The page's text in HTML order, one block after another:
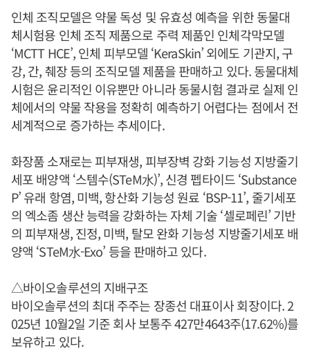
인체 조직모델은 약물 독성 및 유효성 예측을 위한 동물대
체시험용 인체 조직 제품으로 주력 제품인 인체각막모델
‘MCTT HCE’, 인체 피부모델 ‘KeraSkin’ 외에도 기관지, 구
강, 간, 췌장 등의 조직모델 제품을 판매하고 있다. 동물대체
시험은 윤리적인 이유뿐만 아니라 동물시험 결과로 실제 인
체에서의 약물 작용을 정확히 예측하기 어렵다는 점에서 전
세계적으로 증가하는 추세이다.
화장품 소재로는 피부재생, 피부장벽 강화 기능성 지방줄기
세포 배양액 ‘스템수(STeM水)’, 신경 펩타이드 ‘Substance
P’ 유래 항염, 미백, 항산화 기능성 원료 ‘BSP-11’, 줄기세포
의 엑소좀 생산 능력을 강화하는 자체 기술 ‘셀로페린’ 기반
의 피부재생, 진정, 미백, 탈모 완화 기능성 지방줄기세포 배
양액 ‘STeM水-Exo’ 등을 판매하고 있다.
△바이오솔루션의 지배구조
바이오솔루션의 최대 주주는 장종선 대표이사 회장이다. 2
025년 10월2일 기준 회사 보통주 427만4643주(17.62%)를
보유하고 있다.